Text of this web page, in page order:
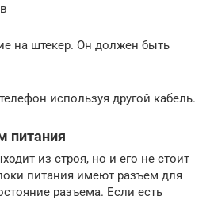
на штекер. Он должен быть
используя другой кабель.
питания
из строя, но и его не стоит
питания имеют разъем для
разъема. Если есть